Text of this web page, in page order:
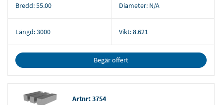
Bredd:55.00 Diameter: N/A
Längd:3000 Vikt:8.621
Begär offert
Artnr: 3754